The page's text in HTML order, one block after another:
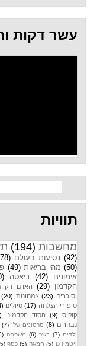
עשר דקות
תוויות
מחשבות (194)
(92) נסיעות בעולם
(50) מהי בריאות (49)
אימונים
(42) דיאטה
הקדמון (29) האדם
וסוכרים (23) צמחונות (20)
סיפורי הצלחה (17) טיולים
קוקוס
(9) הסוד הקדמוני
נבחרים (8) סרטונים שלי (7)
ילדים (7) בשר (6) משפחה
ויטמין D
(5) חמאה (5) כסף